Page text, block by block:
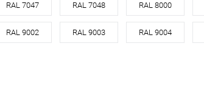
RAL 7047 RAL 7048 RAL 8000
RAL 9002 RAL 9003 RAL 9004